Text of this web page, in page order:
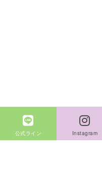
公式ライン Instagram